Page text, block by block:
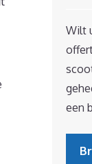
Wilt
een